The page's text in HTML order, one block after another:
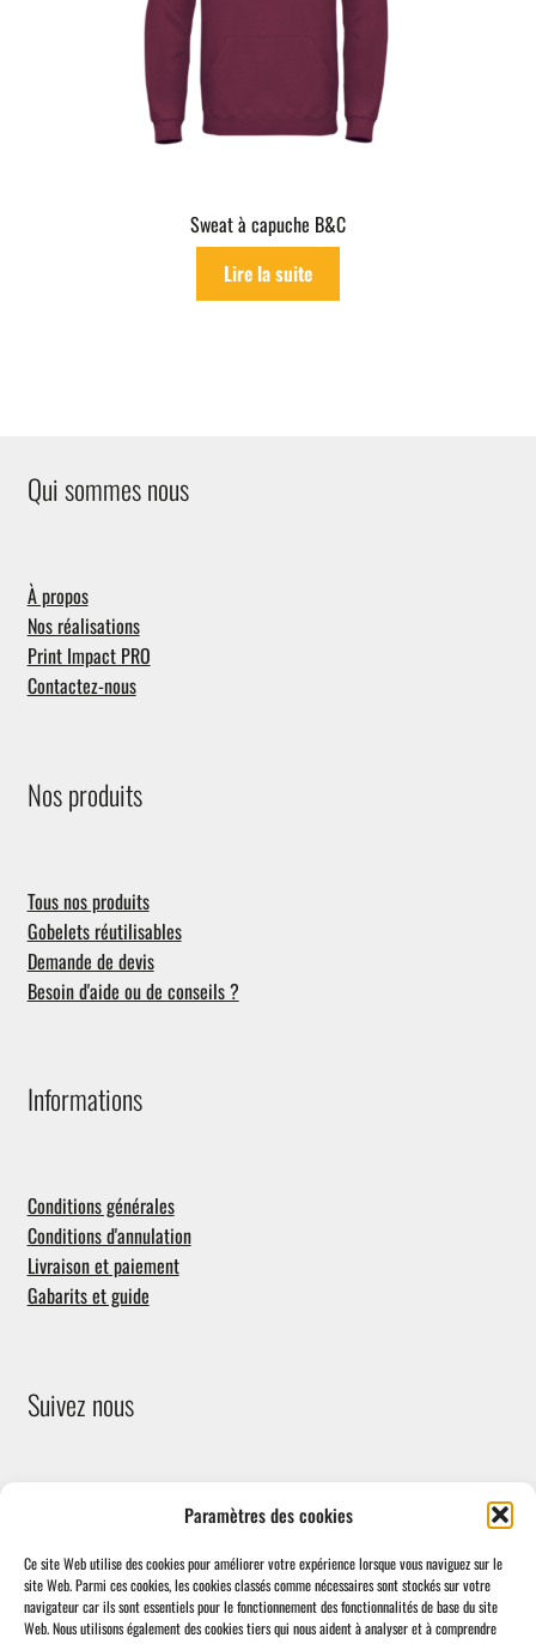
Paramètres des cookies
Ce site Web utilise des cookies pour améliorer votre expérience lorsque vous naviguez sur le
site Web.Parmi ces cookies, les cookies classés comme nécessaires sont stockés sur votre
navigateur car ils sont essentiels pour le fonctionnement des fonctionnalités de base du site
Web.Nous utilisons également des cookies tiers qui nous aident à analyser et à comprendre
Sweat à capuche B&C
Lire la suite
Qui sommes nous
À propos
Nos réalisations
Print Impact PRO
Contactez-nous
Nos produits
Tous nos produits
Gobelets réutilisables
Demande de devis
Besoin d'aide ou de conseils ?
Informations
Conditions générales
Conditions d'annulation
Livraison et paiement
Gabarits et guide
Suivez nous
Facebook